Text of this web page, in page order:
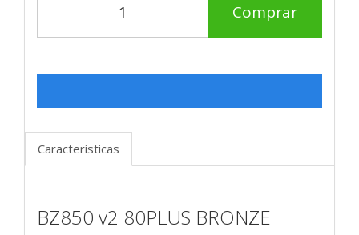
Comprar
Características
BZ850 v2 80PLUS BRONZE